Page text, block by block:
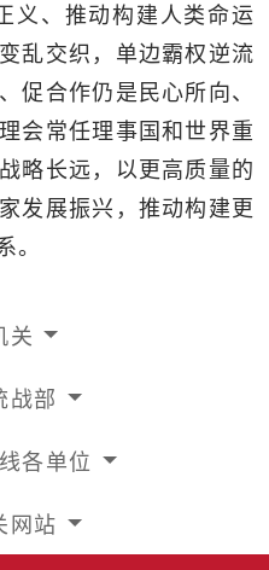
义、推动构建人类命运
乱交织，单边霸权逆流
促合作仍是民心所向、
会常任理事国和世界重
略长远，以更高质量的
发展振兴，推动构建更
。
关
战部
各单位
网站